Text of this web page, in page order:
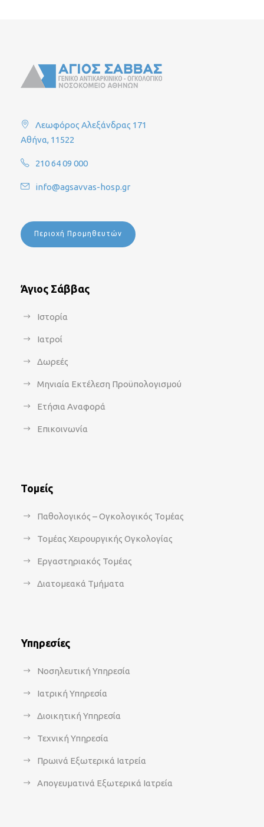
Λεωφόρος Αλεξάνδρας 171
Αθήνα, 11522
210 64 09 000
info@agsavvas-hosp.gr
Περιοχή Προμηθευτών
Άγιος Σάββας
Ιστορία
Ιατροί
Δωρεές
Μηνιαία Εκτέλεση Προϋπολογισμού
Ετήσια Αναφορά
Επικοινωνία
Τομείς
Παθολογικός – Ογκολογικός Τομέας
Τομέας Χειρουργικής Ογκολογίας
Εργαστηριακός Τομέας
Διατομεακά Τμήματα
Υπηρεσίες
Νοσηλευτική Υπηρεσία
Ιατρική Υπηρεσία
Διοικητική Υπηρεσία
Τεχνική Υπηρεσία
Πρωινά Εξωτερικά Ιατρεία
Απογευματινά Εξωτερικά Ιατρεία